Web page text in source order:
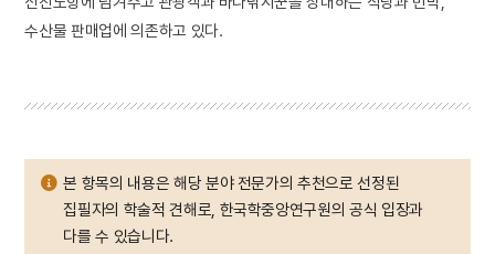
수산물 판매업에 의존하고 있다.
본 항목의 내용은 해당 분야 전문가의 추천으로 선정된
집필자의 학술적 견해로, 한국학중앙연구원의 공식 입장과
다를 수 있습니다.